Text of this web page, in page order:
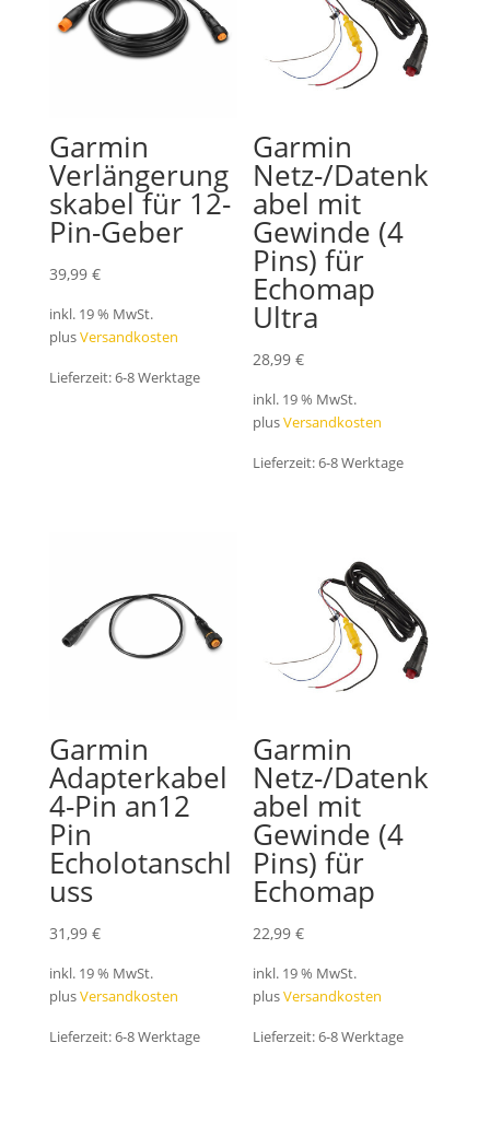
Garmin
Verlängerung
skabel für 12-
Pin-Geber
39,99 €
inkl. 19 % MwSt.
plusVersandkosten
Lieferzeit:6-8 Werktage
Garmin
Netz-/Datenk
abel mit
Gewinde (4
Pins) für
Echomap
Ultra
28,99€
inkl. 19 % MwSt.
plusVersandkosten
Lieferzeit:6-8 Werktage
Garmin
Adapterkabel
4-Pin an12
Pin
Echolotanschl
uss
31,99 €
inkl. 19 % MwSt.
plusVersandkosten
Lieferzeit:6-8 Werktage
Garmin
Netz-/Datenk
abel mit
Gewinde (4
Pins) für
Echomap
22,99€
inkl. 19 % MwSt.
plusVersandkosten
Lieferzeit:6-8 Werktage